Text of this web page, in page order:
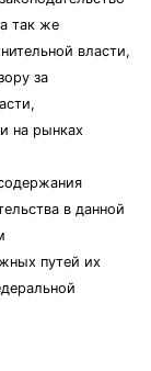
так же
власти,
за
на рынках
в данной
путей их